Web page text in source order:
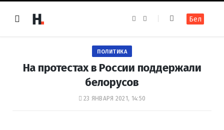
e
k
t
a
m
Бел
ПОЛИТИКА
На протестах в России поддержали
белорусов
23 ЯНВАРЯ 2021, 14:50